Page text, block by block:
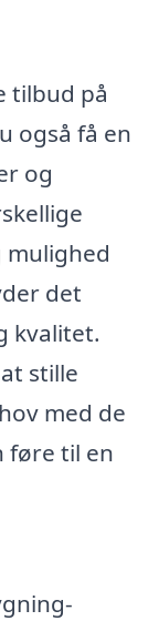
tilbud på
også få en
og
det
kvalitet.
stille
med de
føre til en